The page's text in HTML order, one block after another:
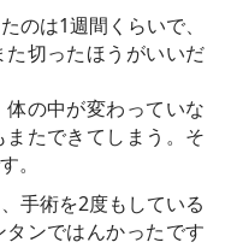
のは1週間くらいで、
切ったほうがいいだ
の中が変わっていな
たできてしまう。そ
。
手術を2度もしている
ンではんかったです